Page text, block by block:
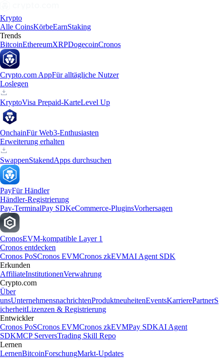
Krypto
Alle CoinsKörbeEarnStaking
Trends
BitcoinEthereumXRPDogecoinCronos
Crypto.com AppFür alltägliche Nutzer
Loslegen
KryptoVisa Prepaid-KarteLevel Up
OnchainFür Web3-Enthusiasten
Erweiterung erhalten
SwappenStakendApps durchsuchen
PayFür Händler
Händler-Registrierung
Pay-TerminalPay SDKeCommerce-PluginsVorhersagen
CronosEVM-kompatible Layer 1
Cronos entdecken
Cronos PoSCronos EVMCronos zkEVMAI Agent SDK
Erkunden
AffiliateInstitutionenVerwahrung
Crypto.com
Über
unsUnternehmensnachrichtenProduktneuheitenEventsKarrierePartnerS
icherheitLizenzen & Registrierung
Entwickler
Cronos PoSCronos EVMCronos zkEVMPay SDKAI Agent
SDKMCP ServersTrading Skill Repo
Lernen
LernenBitcoinForschungMarkt-Updates